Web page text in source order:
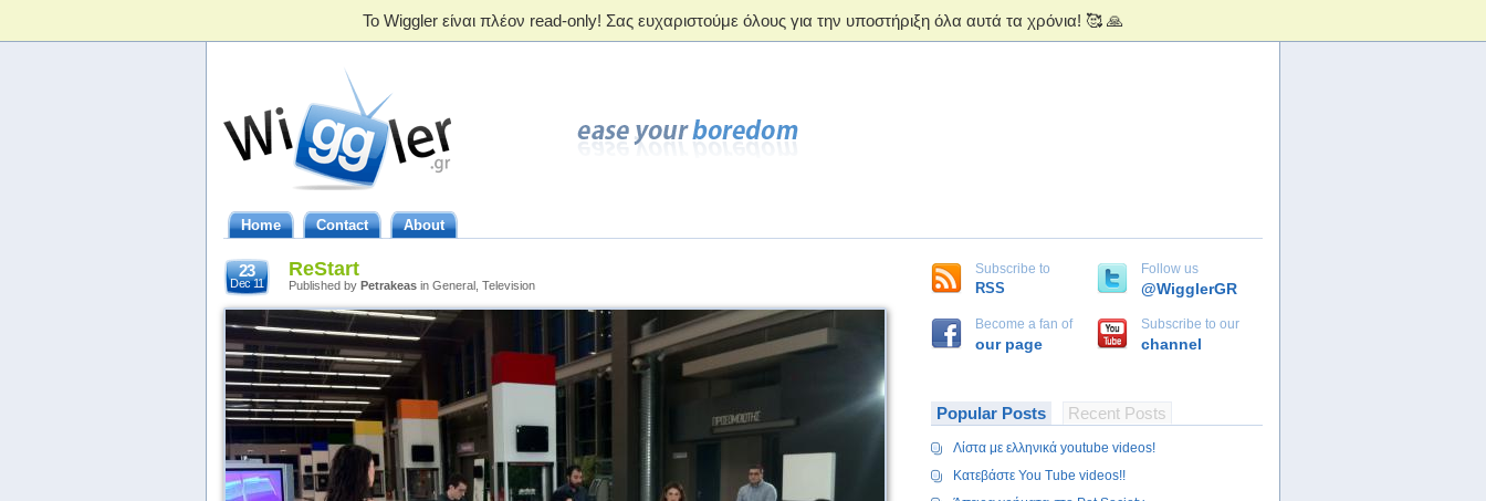
Home Contact About
23
Dec 11
ReStart
Published by Petrakeas in General, Television
Subscribe to
RSS
Follow us
@WigglerGR
Become a fan of
our page
Subscribe to our
channel
Popular Posts Recent Posts
Λίστα με ελληνικά youtube videos!
Κατεβάστε You Tube videos!!